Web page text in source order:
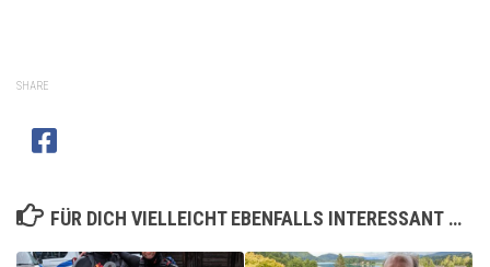
SHARE
FÜR DICH VIELLEICHT EBENFALLS INTERESSANT …